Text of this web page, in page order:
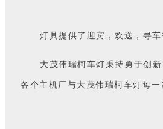
灯具提供了迎宾，欢送，寻
大茂伟瑞柯车灯秉持勇于创
各个主机厂与大茂伟瑞柯车灯每